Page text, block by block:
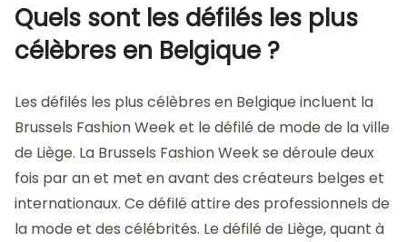
Quels sont les défilés les plus
célèbres en Belgique ?
Les défilés les plus célèbres en Belgique incluent la
Brussels Fashion Week et le défilé de mode de la ville
de Liège. La Brussels Fashion Week se déroule deux
fois par an et met en avant des créateurs belges et
internationaux. Ce défilé attire des professionnels de
la mode et des célébrités. Le défilé de Liège, quant à